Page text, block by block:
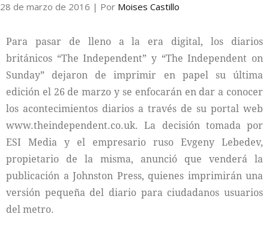
28 de marzo de 2016 | Por Moises Castillo
Para pasar de lleno a la era digital, los diarios
británicos “The Independent” y “The Independent on
Sunday” dejaron de imprimir en papel su última
edición el 26 de marzo y se enfocarán en dar a conocer
los acontecimientos diarios a través de su portal web
www.theindependent.co.uk. La decisión tomada por
ESI Media y el empresario ruso Evgeny Lebedev,
propietario de la misma, anunció que venderá la
publicación a Johnston Press, quienes imprimirán una
versión pequeña del diario para ciudadanos usuarios
del metro.